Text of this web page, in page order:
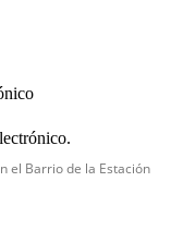
el Barrio de la Estación